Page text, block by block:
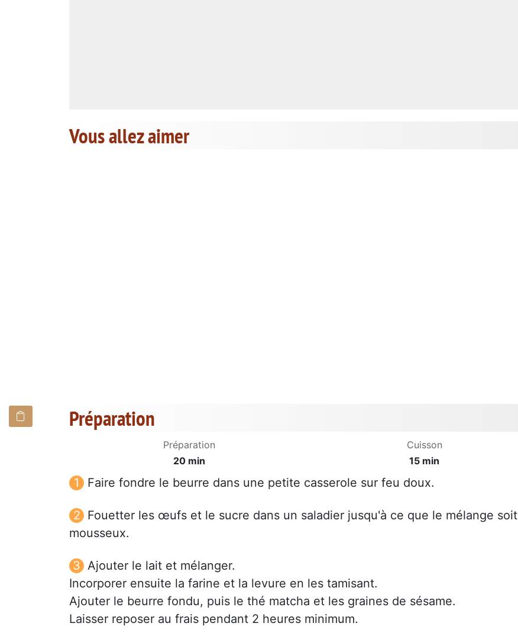
Vous allez aimer
Préparation
Préparation
20 min
Cuisson
15 min
Faire fondre le beurre dans une petite casserole sur feu doux.
Fouetter les œufs et le sucre dans un saladier jusqu'à ce que le mélange soit
mousseux.
Ajouter le lait et mélanger.
Incorporer ensuite la farine et la levure en les tamisant.
Ajouter le beurre fondu, puis le thé matcha et les graines de sésame.
Laisser reposer au frais pendant 2 heures minimum.